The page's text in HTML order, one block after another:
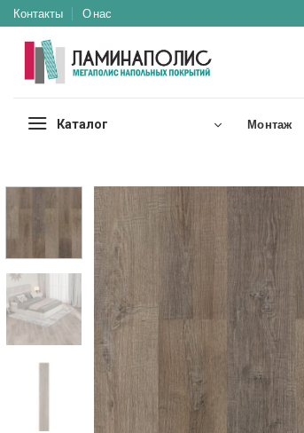
Skip
to
content
Контакты О нас
Каталог Монтаж